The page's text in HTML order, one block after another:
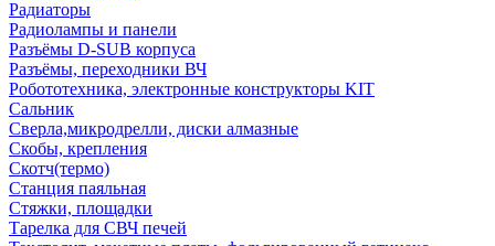
Радиаторы
Радиолампы и панели
Разъёмы D-SUB корпуса
Разъёмы, переходники ВЧ
Робототехника, электронные конструкторы KIT
Сальник
Сверла,микродрелли, диски алмазные
Скобы, крепления
Скотч(термо)
Станция паяльная
Стяжки, площадки
Тарелка для СВЧ печей